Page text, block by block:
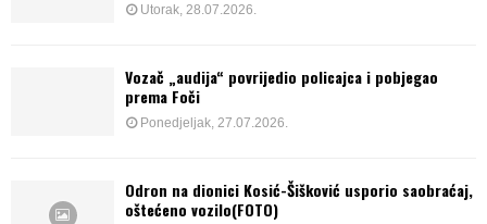
Utorak, 28.07.2026.
Vozač „audija“ povrijedio policajca i pobjegao
prema Foči
Ponedjeljak, 27.07.2026.
Odron na dionici Kosić-Šišković usporio saobraćaj,
oštećeno vozilo(FOTO)